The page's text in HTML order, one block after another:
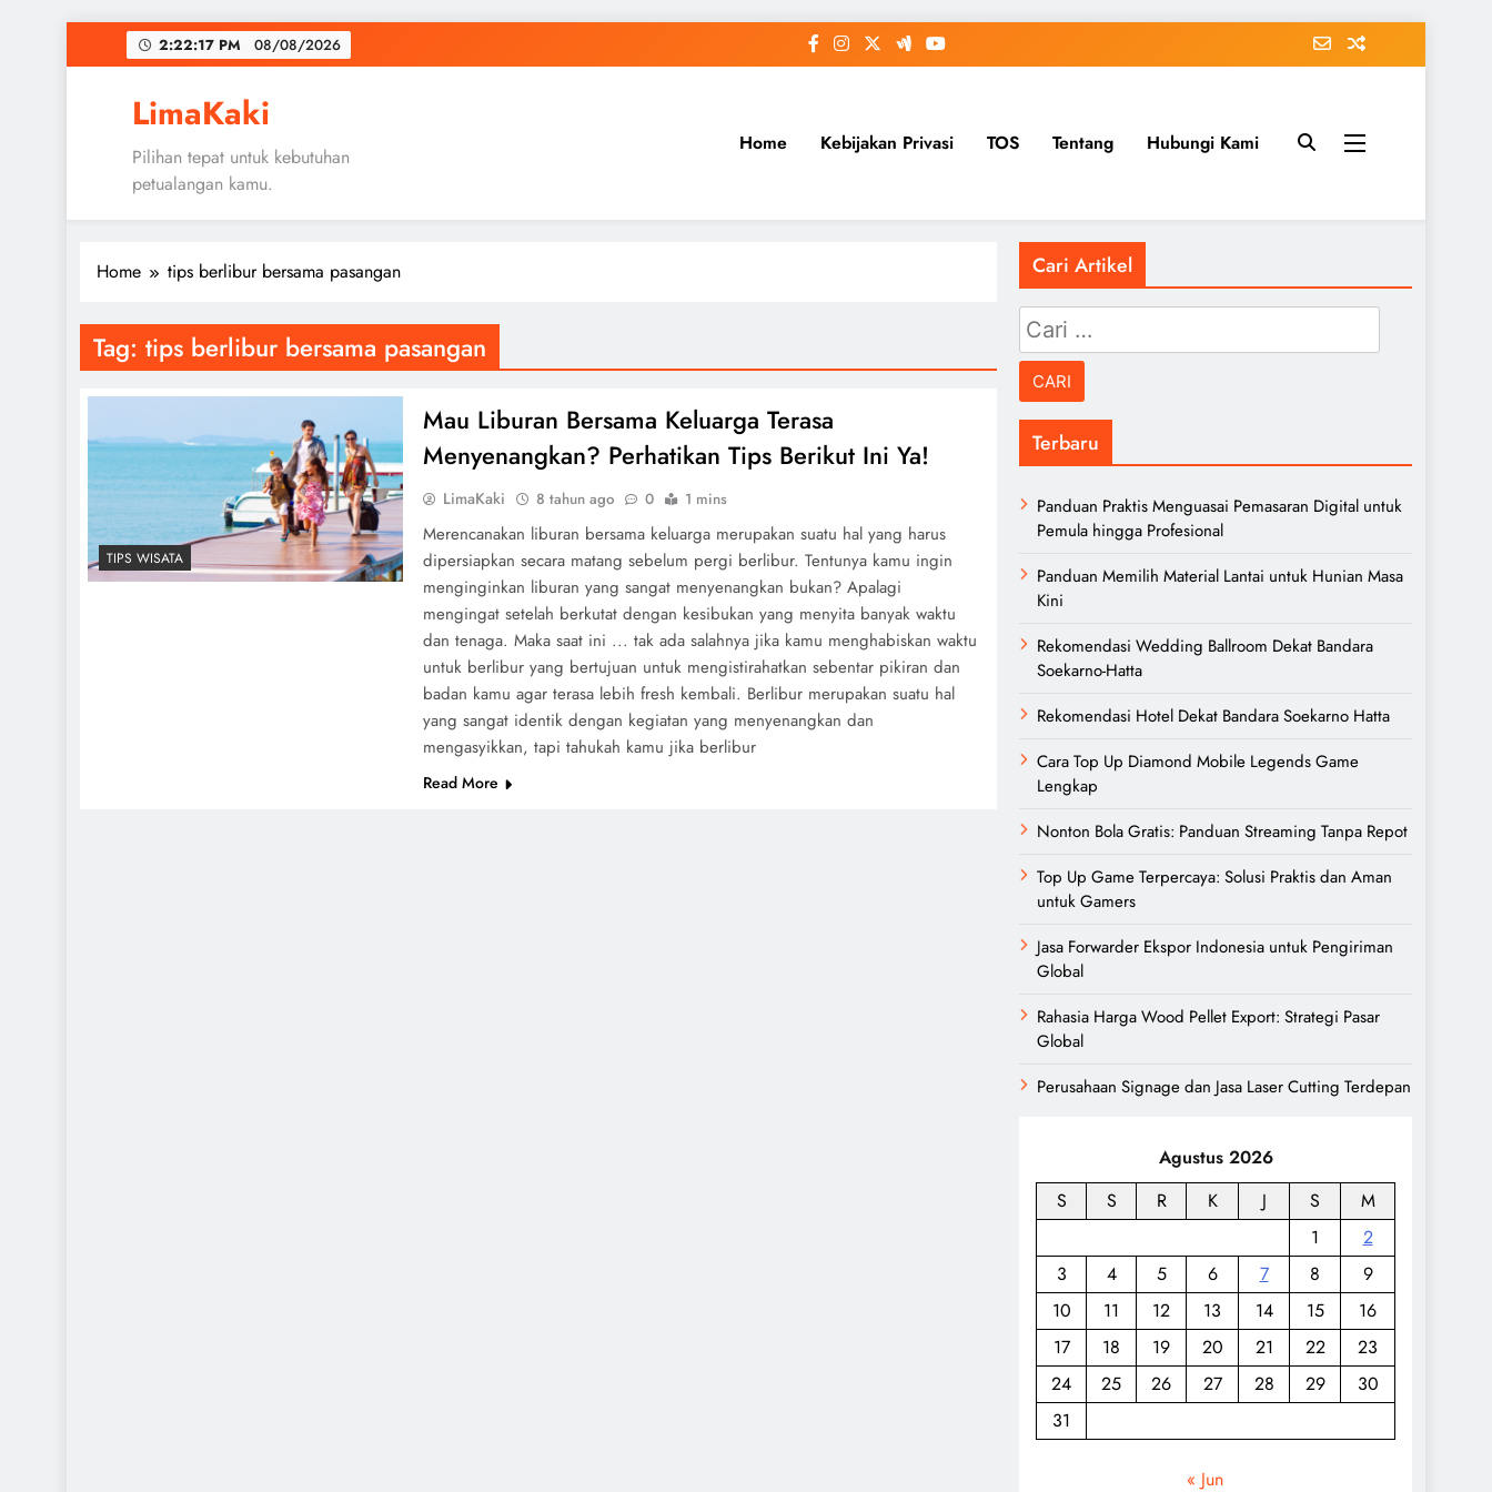
to
2:22:17 PM 08/08/2026
LimaKaki
Pilihan tepat untuk kebutuhan
petualangan kamu.
Home Kebijakan Privasi TOS Tentang Hubungi Kami
Home tips berlibur bersama pasangan
Tag: tips berlibur bersama pasangan
TIPS WISATA
Mau Liburan Bersama Keluarga Terasa
Menyenangkan? Perhatikan Tips Berikut Ini Ya!
LimaKaki 8 tahun ago 0 1 mins
Merencanakan liburan bersama keluarga merupakan suatu hal yang harus
dipersiapkan secara matang sebelum pergi berlibur. Tentunya kamu ingin
menginginkan liburan yang sangat menyenangkan bukan? Apalagi
mengingat setelah berkutat dengan kesibukan yang menyita banyak waktu
dan tenaga. Maka saat ini ... tak ada salahnya jika kamu menghabiskan waktu
untuk berlibur yang bertujuan untuk mengistirahatkan sebentar pikiran dan
badan kamu agar terasa lebih fresh kembali. Berlibur merupakan suatu hal
yang sangat identik dengan kegiatan yang menyenangkan dan
mengasyikkan, tapi tahukah kamu jika berlibur
Read More
Cari Artikel
Cari
untuk:
Terbaru
Panduan Praktis Menguasai Pemasaran Digital untuk
Pemula hingga Profesional
Panduan Memilih Material Lantai untuk Hunian Masa
Kini
Rekomendasi Wedding Ballroom Dekat Bandara
Soekarno-Hatta
Rekomendasi Hotel Dekat Bandara Soekarno Hatta
Cara Top Up Diamond Mobile Legends Game
Lengkap
Nonton Bola Gratis: Panduan Streaming Tanpa Repot
Top Up Game Terpercaya: Solusi Praktis dan Aman
untuk Gamers
Jasa Forwarder Ekspor Indonesia untuk Pengiriman
Global
Rahasia Harga Wood Pellet Export: Strategi Pasar
Global
Perusahaan Signage dan Jasa Laser Cutting Terdepan
Agustus 2026
S
S R K J S
M
1
2
3
4 5 6 7 8
9
10
11 12 13 14 15
16
17
18 19 20 21 22
23
24
25 26 27 28 29
30
31
« Jun